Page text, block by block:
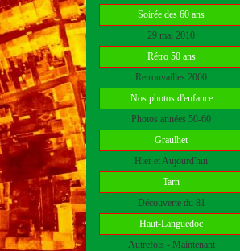
Soirée des 60 ans
29 mai 2010
Rétro 50 ans
Retrouvailles 2000
Nos photos d'enfance
Photos années 50-60
Graulhet
Hier et Aujourd'hui
Tarn
Découverte du 81
Haut-Languedoc
Autrefois - Maintenant